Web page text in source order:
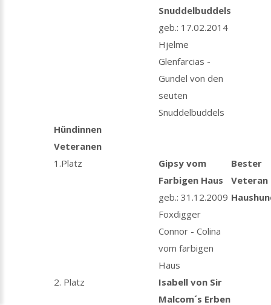
Snuddelbuddels
geb.: 17.02.2014
Hjelme
Glenfarcias -
Gundel von den
seuten
Snuddelbuddels
Hündinnen
Veteranen
1.Platz
Gipsy vom
Farbigen Haus
geb.: 31.12.2009
Foxdigger
Connor - Colina
vom farbigen
Haus
Bester
Veteran
2. Platz
Isabell von Sir
Malcom´s Erben